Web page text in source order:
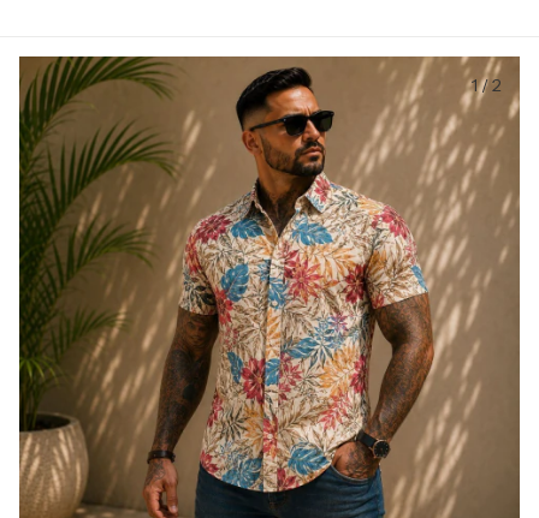
1/2